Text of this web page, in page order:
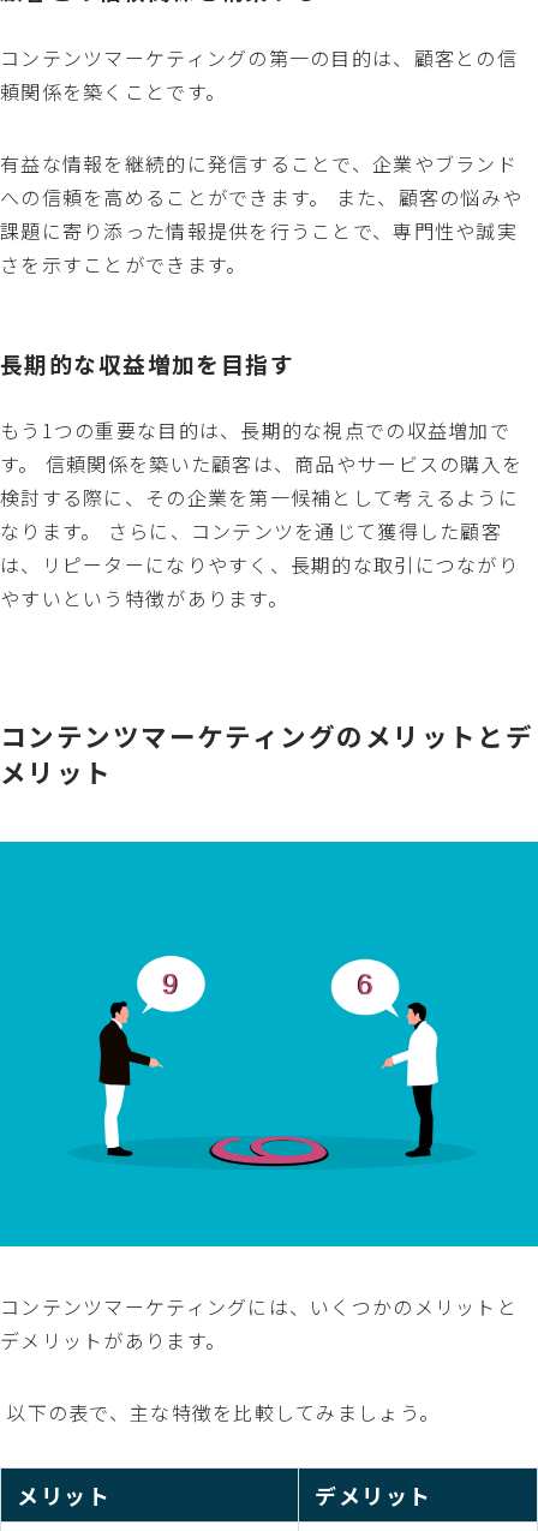
コンテンツマーケティングの第一の目的は、顧客との信
頼関係を築くことです。
有益な情報を継続的に発信することで、企業やブランド
への信頼を高めることができます。 また、顧客の悩みや
課題に寄り添った情報提供を行うことで、専門性や誠実
さを示すことができます。
長期的な収益増加を目指す
もう1つの重要な目的は、長期的な視点での収益増加で
す。 信頼関係を築いた顧客は、商品やサービスの購入を
検討する際に、その企業を第一候補として考えるように
なります。 さらに、コンテンツを通じて獲得した顧客
は、リピーターになりやすく、長期的な取引につながり
やすいという特徴があります。
コンテンツマーケティングのメリットとデ
メリット
コンテンツマーケティングには、いくつかのメリットと
デメリットがあります。
以下の表で、主な特徴を比較してみましょう。
メリット
デメリット